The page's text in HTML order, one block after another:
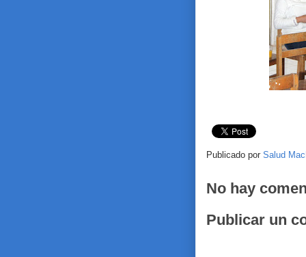
Publicado por Salud
No hay
Publicar un